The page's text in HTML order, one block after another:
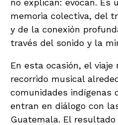
memoria colectiva, del
y de la conexión
través del sonido y la
En esta ocasión, el
recorrido musical
comunidades
entran en diálogo con
Guatemala. El